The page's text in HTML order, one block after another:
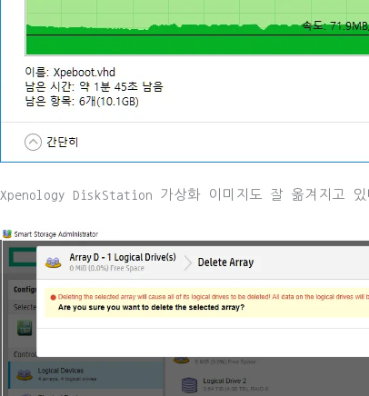
Xpenology DiskStation 가상화 이미지도 잘 옮겨지고 있